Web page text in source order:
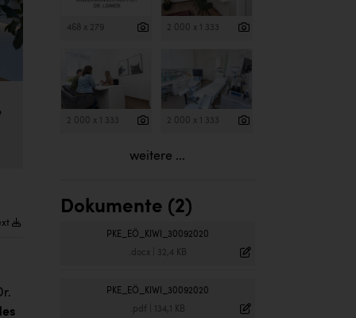
468 x 279 2 000 x 1 333
2 000 x 1 333 2 000 x 1 333
weitere ...
Dokumente (2)
PKE_EÖ_KIWI_30092020
.docx| 32,4 KB
PKE_EÖ_KIWI_30092020
.pdf 134,1 KB